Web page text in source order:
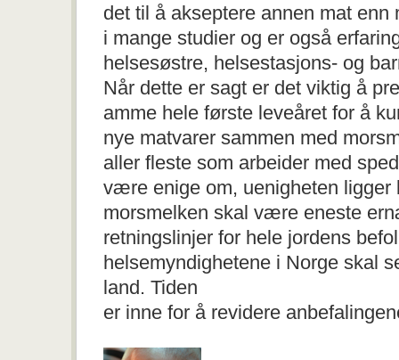
det til å akseptere annen mat enn
i mange studier og er også
helsesøstre, helsestasjons- og
Når dette er sagt er det viktig å
amme hele første leveåret for å
nye matvarer sammen med
aller fleste som arbeider med
være enige om, uenigheten ligger
morsmelken skal være eneste
retningslinjer for hele jordens
helsemyndighetene i Norge skal
land. Tiden
er inne for å revidere